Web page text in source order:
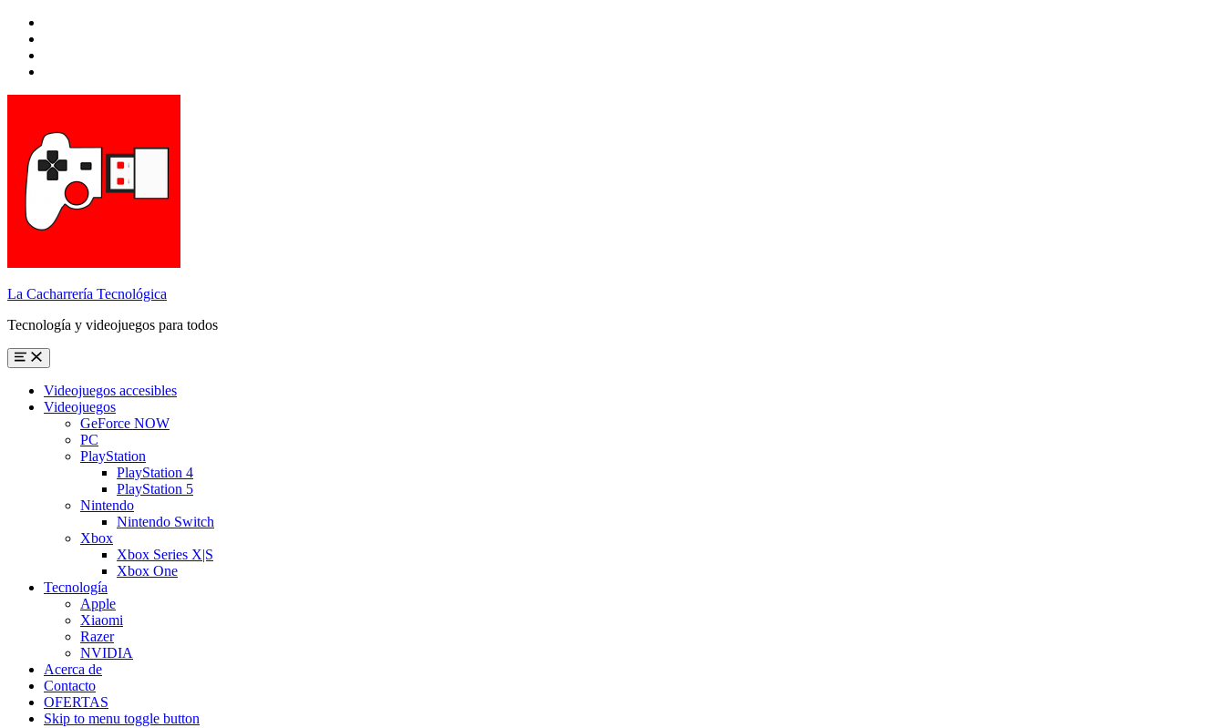
La Cacharrería Tecnológica
Tecnología y videojuegos para todos
Menu
Videojuegos accesibles
Videojuegos
GeForce NOW
PC
PlayStation
PlayStation 4
PlayStation 5
Nintendo
Nintendo Switch
Xbox
Xbox Series X|S
Xbox One
Tecnología
Apple
Xiaomi
Razer
NVIDIA
Acerca de
Contacto
OFERTAS
Skip to menu toggle button